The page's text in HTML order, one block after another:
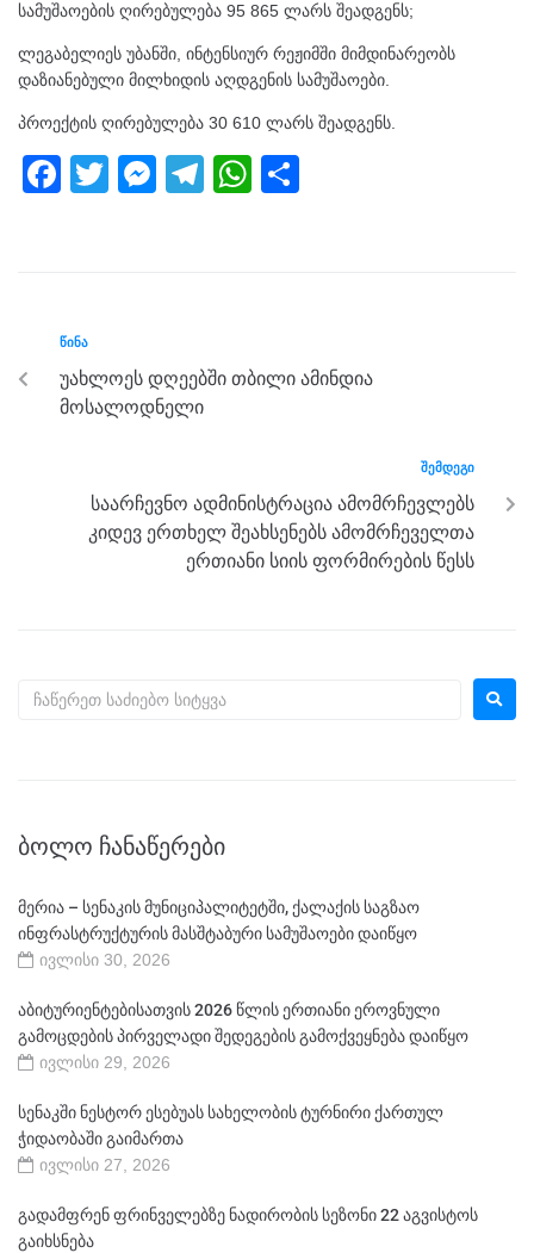
სამუშაოების ღირებულება 95 865 ლარს შეადგენს;
ლეგაბელიეს უბანში, ინტენსიურ რეჟიმში მიმდინარეობს
დაზიანებული მილხიდის აღდგენის სამუშაოები.
პროექტის ღირებულება 30 610 ლარს შეადგენს.
F
b
o
o
T
M
g
er
T
m
W
p
p
ᲬᲘᲜᲐ
უახლოეს დღეებში თბილი ამინდია
მოსალოდნელი
ᲨᲔᲛᲓᲔᲒᲘ
საარჩევნო ადმინისტრაცია ამომრჩევლებს
კიდევ ერთხელ შეახსენებს ამომრჩეველთა
ერთიანი სიის ფორმირების წესს
ᲑᲝᲚᲝ ᲩᲐᲜᲐᲬᲔᲠᲔᲑᲘ
მერია – სენაკის მუნიციპალიტეტში, ქალაქის საგზაო
ინფრასტრუქტურის მასშტაბური სამუშაოები დაიწყო
ივლისი 30, 2026
აბიტურიენტებისათვის 2026 წლის ერთიანი ეროვნული
გამოცდების პირველადი შედეგების გამოქვეყნება დაიწყო
ივლისი 29, 2026
სენაკში ნესტორ ესებუას სახელობის ტურნირი ქართულ
ჭიდაობაში გაიმართა
ივლისი 27, 2026
გადამფრენ ფრინველებზე ნადირობის სეზონი 22 აგვისტოს
გაიხსნება